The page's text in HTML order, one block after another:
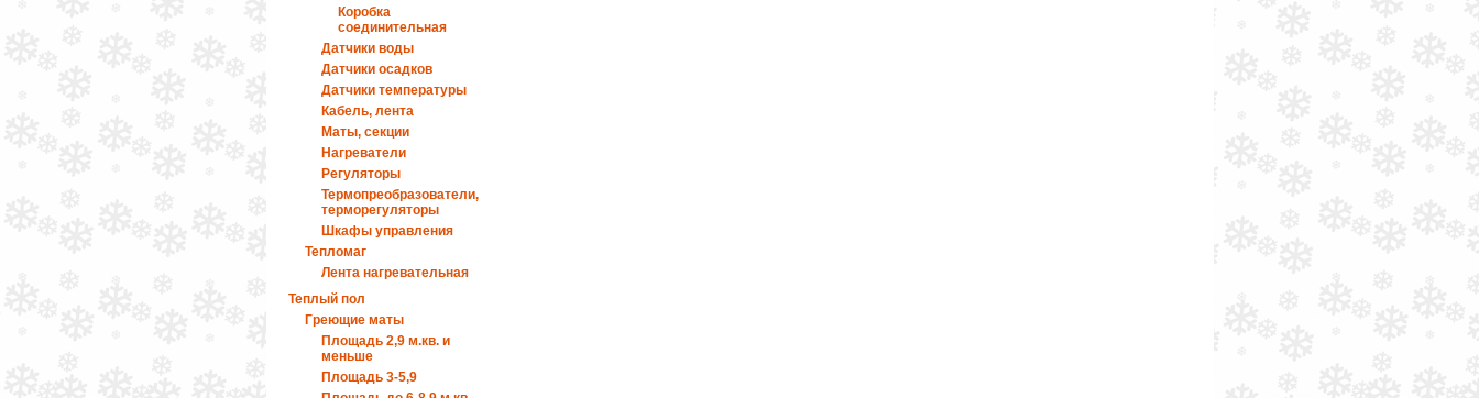
Коробка
соединительная
Датчики воды
Датчики осадков
Датчики температуры
Кабель, лента
Маты, секции
Нагреватели
Регуляторы
Термопреобразователи,
терморегуляторы
Шкафы управления
Тепломаг
Лента нагревательная
Теплый пол
Греющие маты
Площадь 2,9 м.кв. и
меньше
Площадь 3-5,9